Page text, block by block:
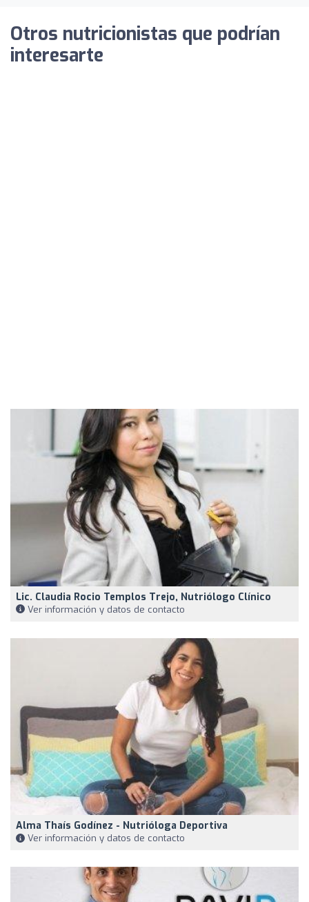
Otros nutricionistas que podrían
interesarte
Lic. Claudia Rocio Templos Trejo, Nutriólogo Clínico
Ver información y datos de contacto
Alma Thaís Godínez - Nutrióloga Deportiva
Ver información y datos de contacto